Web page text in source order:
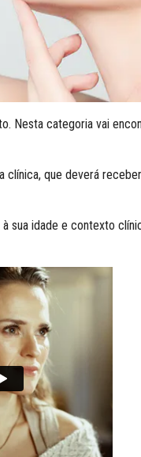
Nesta categoria vai
clínica, que deverá
sua idade e contexto